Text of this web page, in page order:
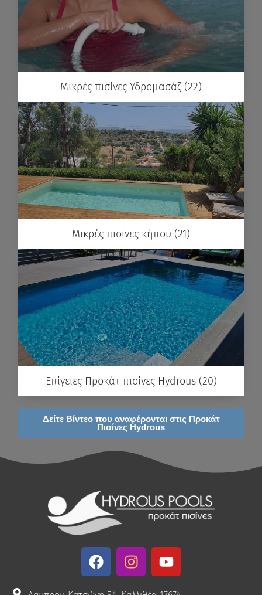
Μικρές πισίνες Υδρομασάζ (22)
Μικρές πισίνες κήπου (21)
Επίγειες Προκάτ πισίνες Hydrous (20)
Δείτε Βίντεο που αναφέρονται στις Προκάτ
Πισίνες Hydrous
F
a
I
n
Y
o